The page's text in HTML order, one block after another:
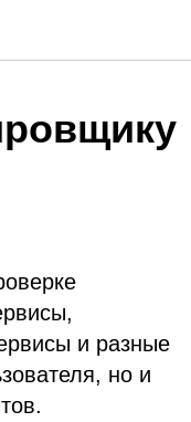
и разные
но и